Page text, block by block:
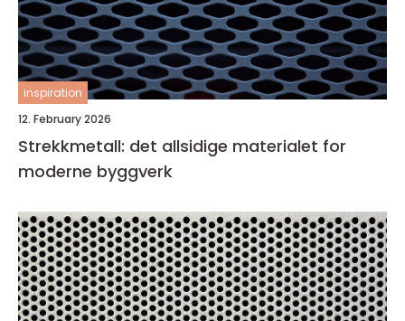
inspiration
12. February 2026
Strekkmetall: det allsidige materialet for
moderne byggverk